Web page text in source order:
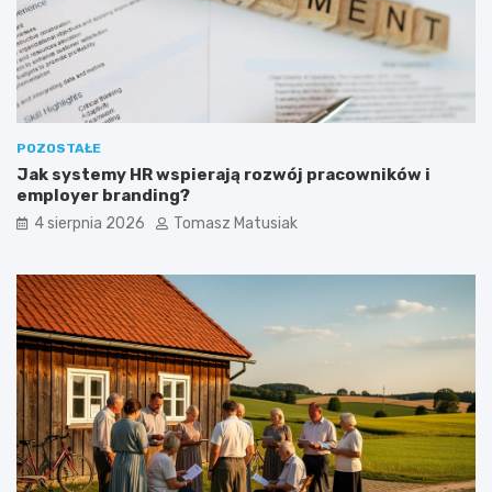
e
?
POZOSTAŁE
Jak systemy HR wspierają rozwój pracowników i
employer branding?
4 sierpnia 2026 Tomasz Matusiak